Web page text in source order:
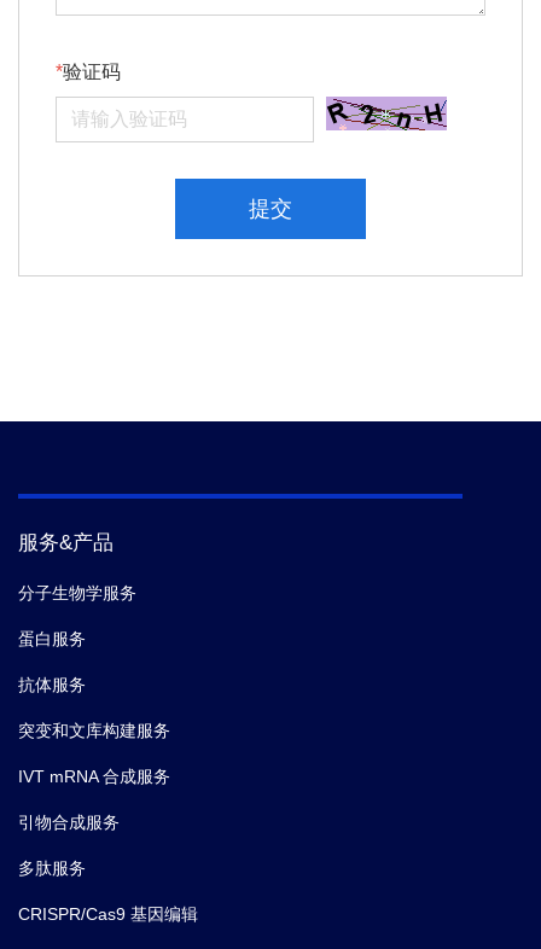
验证码
提交
服务&产品
分子生物学服务
蛋白服务
抗体服务
突变和文库构建服务
IVT mRNA 合成服务
引物合成服务
多肽服务
CRISPR/Cas9 基因编辑